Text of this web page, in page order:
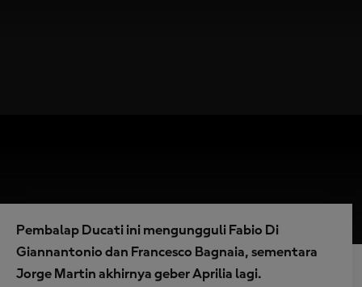
Pembalap Ducati ini mengungguli Fabio Di
Giannantonio dan Francesco Bagnaia, sementara
Jorge Martin akhirnya geber Aprilia lagi.